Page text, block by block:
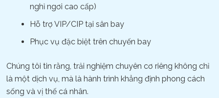
nghỉ ngơi cao cấp)
Hỗ trợ VIP/CIP tại sân bay
Phục vụ đặc biệt trên chuyến bay
Chúng tôi tin rằng, trải nghiệm chuyên cơ riêng không chỉ
là một dịch vụ, mà là hành trình khẳng định phong cách
sống và vị thế cá nhân.